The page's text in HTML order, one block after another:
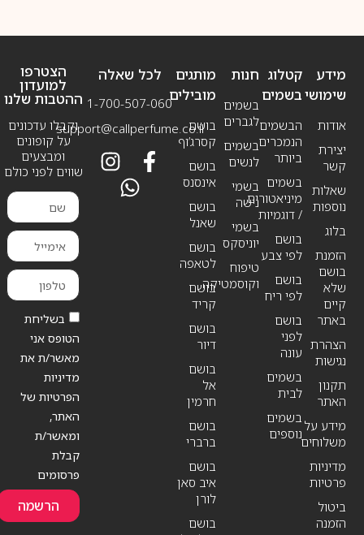
מידע
שימושי
אודות
יצירת
קשר
שאלות
נוספות
בלוג
הזמנת
בושם
שלא
קיים
באתר
הצהרת
נגישות
תקנון
האתר
מידע על
משלוחים
מדיניות
פרטיות
ביטול
הזמנה
חנות
בשמים
לגברים
בשמים
לנשים
בשמי
נישה
בשמי
יוניסקס
טיפוח
וקוסמטיקה
קטלוג
בשמים
הבשמים
הנמכרים
ביותר
בשמים
מיניאטורים
/ דוגמיות
בושם
לפי צבע
בושם
לפי ריח
בושם
לפני
עונה
בשמים
לבית
בשמים
נוספים
מותגים
מובילים
בושם
קסרג’וף
בושם
אינסנס
בושם
שאנל
בושם
לטאפה
בושם
קריד
בושם
דיור
בושם
אל
חרמין
בושם
ברברי
בושם
איב סאן
לורן
בושם
לכל שאלה
1-700-507-060
support@callperfume.co.il
הצטרפו
למועדון
ההטבות שלנו
וקבלו עדכונים
על קופונים
ומבצעים
שווים לפני כולם
בשליחת
הטופס אני
מאשר/ת את
מדיניות
הפרטיות של
האתר,
ומאשר/ת
קבלת
פרסומים
הרשמה